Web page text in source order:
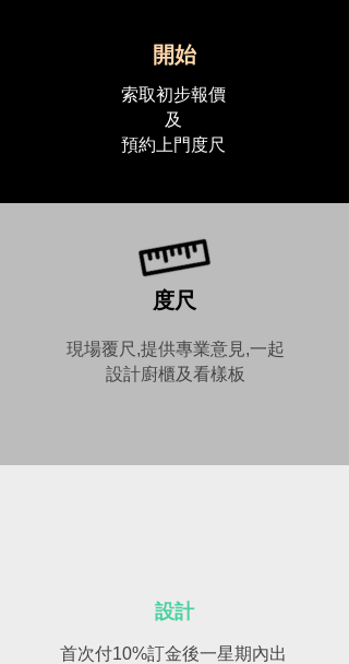
開始
索取初步報價
及
預約上門度尺
度尺
現場覆尺,提供專業意見,一起
設計廚櫃及看樣板
設計
首次付10%訂金後一星期內出